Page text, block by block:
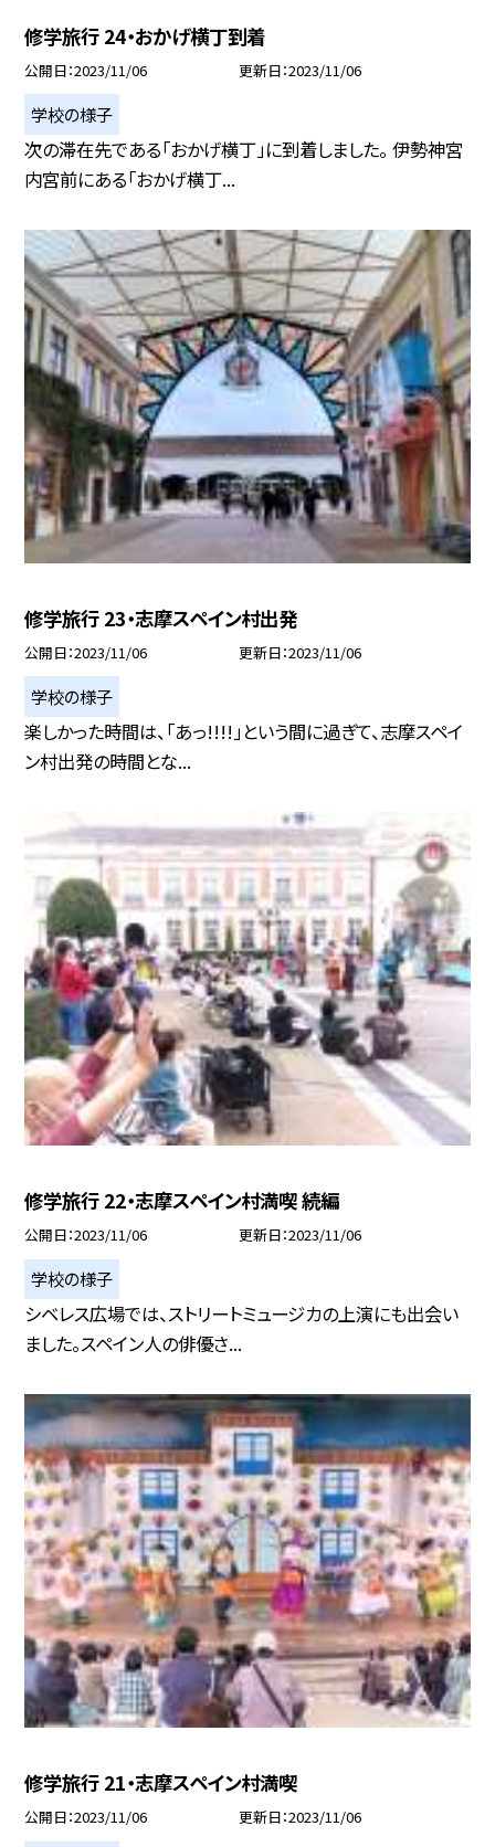
修学旅行 24・おかげ横丁到着
公開日 2023/11/06 更新日 2023/11/06
学校の様子
次の滞在先である「おかげ横丁」に到着しました。 伊勢神宮
内宮前にある「おかげ横丁...
修学旅行 23・志摩スペイン村出発
公開日 2023/11/06 更新日 2023/11/06
学校の様子
楽しかった時間は、「あっ!!!!」という間に過ぎて、志摩スペイ
ン村出発の時間とな...
修学旅行 22・志摩スペイン村満喫 続編
公開日 2023/11/06 更新日 2023/11/06
学校の様子
シベレス広場では、ストリートミュージカの上演にも出会い
ました。スペイン人の俳優さ...
修学旅行 21・志摩スペイン村満喫
公開日 2023/11/06 更新日 2023/11/06